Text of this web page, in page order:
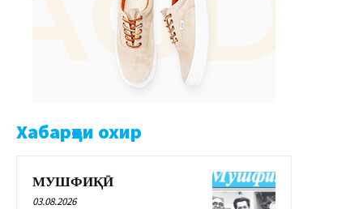
Хабарҳои охир
МУШФИҚӢ
03.08.2026